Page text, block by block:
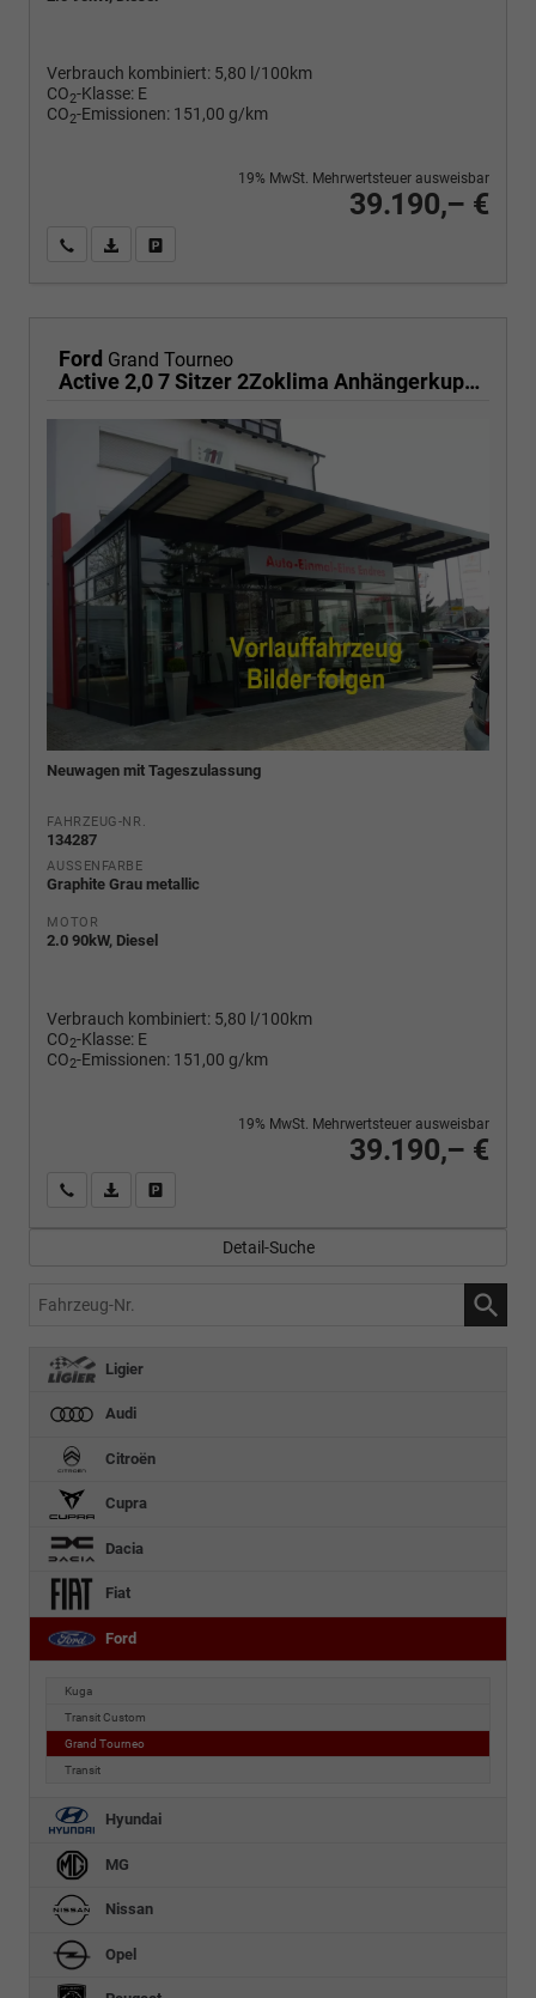
Verbrauch kombiniert: 5,80 l/100km
CO2-Klasse: E
CO2-Emissionen: 151,00 g/km
39.190,– €
19% MwSt. Mehrwertsteuer ausweisbar
Wir rufen Sie anPDF-Fahrzeugexposé drucken
Ford Grand Tourneo
Active 2,0 7 Sitzer 2Zoklima Anhängerkupplung Panoramadach AGR Sitze Sitzheizung Einparkhilfe Kamera 17 Zoll Leichtmetall ACC
Neuwagen mit Tageszulassung
FAHRZEUG-NR.
134287
AUSSENFARBE
Graphite Grau metallic
MOTOR
2.0 90kW, Diesel
Verbrauch kombiniert: 5,80 l/100km
CO2-Klasse: E
CO2-Emissionen: 151,00 g/km
39.190,– €
19% MwSt. Mehrwertsteuer ausweisbar
Wir rufen Sie anPDF-Fahrzeugexposé drucken
Detail-Suche
Fahrzeug-
Ligier
Audi
Citroën
Cupra
Dacia
Fiat
Ford
Kuga
Transit Custom
Grand Tourneo
Transit
Hyundai
MG
Nissan
Opel